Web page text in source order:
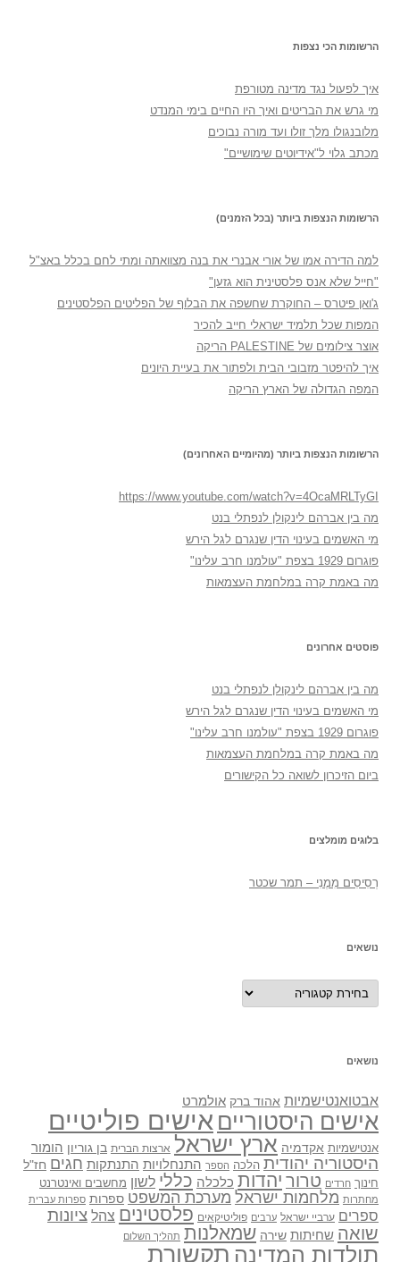
הרשומות הכי נצפות
איך לפעול נגד מדינה מטורפת
מי גרש את הבריטים ואיך היו החיים בימי המנדט
מלובנגולו מלך זולו ועד מורה נבוכים
מכתב גלוי ל"אידיוטים שימושיים"
הרשומות הנצפות ביותר (בכל הזמנים)
למה הדירה אמו של אורי אבנרי את בנה מצוואתה ומתי לחם בכלל באצ"ל
"חייל שלא אנס פלסטינית הוא גזען"
ג'ואן פיטרס – החוקרת שחשפה את הבלוף של הפליטים הפלסטינים
המפות שכל תלמיד ישראלי חייב להכיר
אוצר צילומים של PALESTINE הריקה
איך להיפטר מזבובי הבית ולפתור את בעיית היונים
המפה הגדולה של הארץ הריקה
הרשומות הנצפות ביותר (מהיומיים האחרונים)
https://www.youtube.com/watch?v=4OcaMRLTyGI
מה בין אברהם לינקולן לנפתלי בנט
מי האשמים בעינוי הדין שנגרם לגל הירש
פוגרום 1929 בצפת "עולמנו חרב עלינו"
מה באמת קרה במלחמת העצמאות
פוסטים אחרונים
מה בין אברהם לינקולן לנפתלי בנט
מי האשמים בעינוי הדין שנגרם לגל הירש
פוגרום 1929 בצפת "עולמנו חרב עלינו"
מה באמת קרה במלחמת העצמאות
ביום הזיכרון לשואה כל הקישורים
בלוגים מומלצים
רְסִיסִים מִמֶנִי – תמר שכטר
נושאים
נושאים
נושאים
אבטואנטישמיות אהוד ברק אולמרט
אישים היסטוריים אישים פוליטיים
אנטישמיות אקדמיה ארץ ישראל ארצות הברית בן גוריון הומור
היסטוריה יהודית הלכה הספר התנחלויות התנתקות חגים חז"ל
חינוך חרדים טרור יהדות כלכלה כללי לשון מחשבים ואינטרנט
מחתרות מלחמות ישראל מערכת המשפט ספרות ספרות עברית
ספרים ערביי ישראל ערבים פוליטיקאים פלסטינים צהל ציונות
שואה שחיתות שירה שמאלנות תהליך השלום
תולדות המדינה תקשורת